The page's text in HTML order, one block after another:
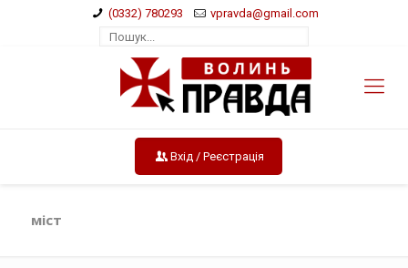
(0332) 780293 vpravda@gmail.com
Вхід / Реєстрація
міст